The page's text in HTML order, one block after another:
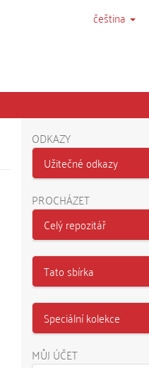
čeština
ODKAZY
Užitečné odkazy
PROCHÁZET
Celý repozitář
Tato sbírka
Speciální kolekce
MŮJ ÚČET